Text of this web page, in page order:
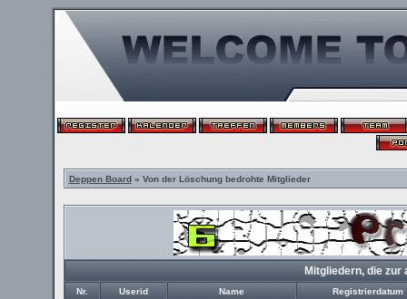
Deppen Board» Von der Löschung bedrohte Mitglieder
Mitgliedern, die
Nr. Userid Name
Registrierdatum